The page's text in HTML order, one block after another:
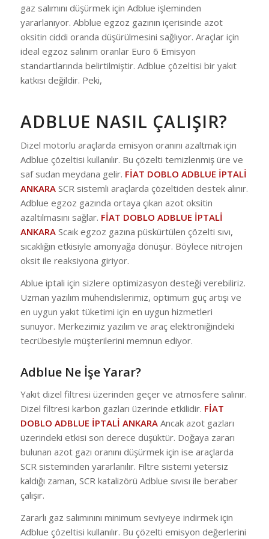
gaz salımını düşürmek için Adblue işleminden
yararlanıyor. Abblue egzoz gazının içerisinde azot
oksitin ciddi oranda düşürülmesini sağlıyor. Araçlar için
ideal egzoz salınım oranlar Euro 6 Emisyon
standartlarında belirtilmiştir. Adblue çözeltisi bir yakıt
katkısı değildir. Peki,
ADBLUE NASIL ÇALIŞIR?
Dizel motorlu araçlarda emisyon oranını azaltmak için
Adblue çözeltisi kullanılır. Bu çözelti temizlenmiş üre ve
saf sudan meydana gelir. FİAT DOBLO ADBLUE İPTALİ
ANKARASCR sistemli araçlarda çözeltiden destek alınır.
Adblue egzoz gazında ortaya çıkan azot oksitin
azaltılmasını sağlar. FİAT DOBLO ADBLUE İPTALİ
ANKARAScaık egzoz gazına püskürtülen çözelti sıvı,
sıcaklığın etkisiyle amonyağa dönüşür. Böylece nitrojen
oksit ile reaksiyona giriyor.
Ablue iptali için sizlere optimizasyon desteği verebiliriz.
Uzman yazılım mühendislerimiz, optimum güç artışı ve
en uygun yakıt tüketimi için en uygun hizmetleri
sunuyor. Merkezimiz yazılım ve araç elektroniğindeki
tecrübesiyle müşterilerini memnun ediyor.
Adblue Ne İşe Yarar?
Yakıt dizel filtresi üzerinden geçer ve atmosfere salınır.
Dizel filtresi karbon gazları üzerinde etkilidir. FİAT
DOBLO ADBLUE İPTALİ ANKARAAncak azot gazları
üzerindeki etkisi son derece düşüktür. Doğaya zararı
bulunan azot gazı oranını düşürmek için ise araçlarda
SCR sisteminden yararlanılır. Filtre sistemi yetersiz
kaldığı zaman, SCR katalizörü Adblue sıvısı ile beraber
çalışır.
Zararlı gaz salımınını minimum seviyeye indirmek için
Adblue çözeltisi kullanılır. Bu çözelti emisyon değerlerini